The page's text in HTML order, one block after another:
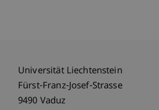
Universität Liechtenstein
Fürst-Franz-Josef-Strasse
9490 Vaduz